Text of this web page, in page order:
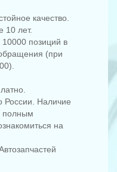
качество.
10 лет.
позиций в
(при
России. Наличие
полным
на